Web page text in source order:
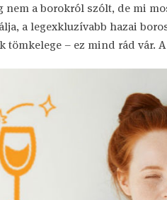
nem a borokról szólt, de mi
a legexkluzívabb hazai
tömkelege – ez mind rád vár.